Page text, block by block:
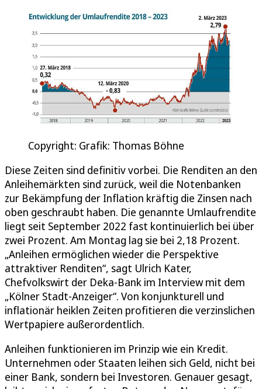
Copyright: Grafik: Thomas Böhne
Diese Zeiten sind definitiv vorbei. Die Renditen an den
Anleihemärkten sind zurück, weil die Notenbanken
zur Bekämpfung der Inflation kräftig die Zinsen nach
oben geschraubt haben. Die genannte Umlaufrendite
liegt seit September 2022 fast kontinuierlich bei über
zwei Prozent. Am Montag lag sie bei 2,18 Prozent.
„Anleihen ermöglichen wieder die Perspektive
attraktiver Renditen“, sagt Ulrich Kater,
Chefvolkswirt der Deka-Bank im Interview mit dem
„Kölner Stadt-Anzeiger“. Von konjunkturell und
inflationär heiklen Zeiten profitieren die verzinslichen
Wertpapiere außerordentlich.
Anleihen funktionieren im Prinzip wie ein Kredit.
Unternehmen oder Staaten leihen sich Geld, nicht bei
einer Bank, sondern bei Investoren. Genauer gesagt,